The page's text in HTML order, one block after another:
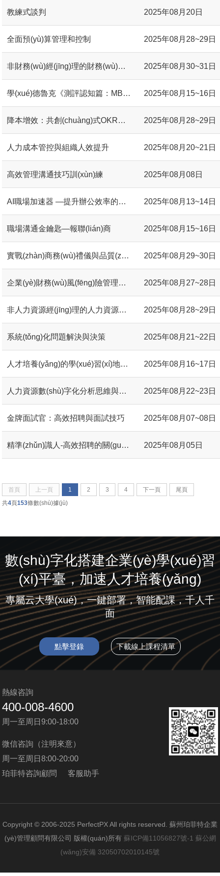
教練式談判 2025年08月20日
全面預(yù)算管理和控制 2025年08月28~29日
非財務(wù)經(jīng)理的財務(wù)管理 2025年08月30~31日
學(xué)德魯克《測評認知篇：MBTI在團隊管理中的應(yīng)用》# 2025年08月15~16日
降本增效：共創(chuàng)式OKR目標(biāo)管理工作坊# 2025年08月28~29日
人力成本管控與組織人效提升 2025年08月20~21日
高效管理溝通技巧訓(xùn)練 2025年08月08日
AI職場加速器 —提升辦公效率的實戰(zhàn)場景 2025年08月13~14日
職場溝通金鑰匙—報聯(lián)商 2025年08月15~16日
實戰(zhàn)商務(wù)禮儀與品質(zhì)商務(wù)場景溝通 2025年08月29~30日
企業(yè)財務(wù)風(fēng)險管理與控制 2025年08月27~28日
非人力資源經(jīng)理的人力資源管理 2025年08月28~29日
系統(tǒng)化問題解決與決策 2025年08月21~22日
人才培養(yǎng)的學(xué)習(xí)地圖設(shè)計工作坊 2025年08月16~17日
人力資源數(shù)字化分析思維與決策驅(qū)動 2025年08月22~23日
金牌面試官：高效招聘與面試技巧 2025年08月07~08日
精準(zhǔn)識人-高效招聘的關(guān)鍵時刻 2025年08月05日
首頁 上一頁 1 2 3 4 下一頁
尾頁
共4頁153條數(shù)據(jù)
數(shù)字化搭建企業(yè)學(xué)習
(xí)平臺，加速人才培養(yǎng)
專屬云大學(xué)，一鍵部署，智能配課，千人千
面
點擊登錄 下載線上課程清單
熱線咨詢
400-008-4600
周一至周日9:00-18:00
微信咨詢（注明來意）
周一至周日8:00-20:00
珀菲特咨詢顧問
客服助手
Copyright © 2006-2025 PerfectPX All rights reserved. 蘇州珀菲特企業
(yè)管理顧問有限公司 版權(quán)所有 蘇ICP備11056827號-1 蘇公網
(wǎng)安備 32050702010145號